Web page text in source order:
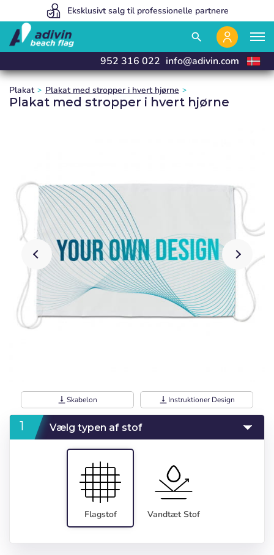
Vi fremstiller og leverer i 24 timer
Eksklusivt salg til professionelle partnere
Vores priser er så lave, fordi vi sælger 100% online
search
952 316 022 info@adivin.com
Plakat Plakat med stropper i hvert hjørne
Plakat med stropper i hvert hjørne
vertical_align_bottomSkabelon vertical_align_bottom Instruktioner Design
Vælg typen af stof
Flagstof Vandtæt Stof